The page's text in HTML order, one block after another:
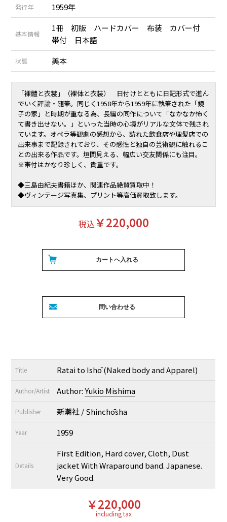
発行年 1959年
基本情報
1冊 初版 ハードカバー 布装 カバー付
帯付 日本語
状態 美本
「裸體と衣裳」（裸体と衣装） 日付けとともに日記形式で進ん
でいく評論・随筆。同じく1958年から1959年に執筆された「鏡
子の家」と時期が重なる為、長編の同作について「なかなか怖く
て書き出せない。」といった当時の心境がリアルな文体で残され
ています。オペラ等観劇の感想から、訪れた飲食店や理髪店での
出来事まで記録されており、その感性と独自の芸術観に触れるこ
との出来る作品です。垣間見える、幅広い交友関係にも注目。
※帯付はかなり珍しく、貴重です。
◆三島由紀夫書籍ほか、関連作品絶賛買取中！
◆ヴィンテージ写真集、プリント等高価買取致します。
税込￥220,000
Title Ratai to Ishō (Naked body and Apparel)
Author/Artist Author:Yukio Mishima
Publisher 新潮社 / Shinchōsha
Year 1959
Details
First Edition, Hard cover, Cloth, Dust
jacket With Wraparound band. Japanese.
Very Good.
￥220,000
including tax